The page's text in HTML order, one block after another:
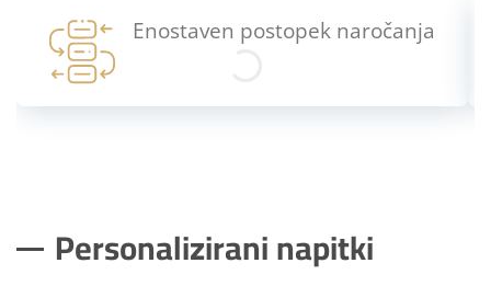
Enostaven postopek naročanja
Personalizirani napitki